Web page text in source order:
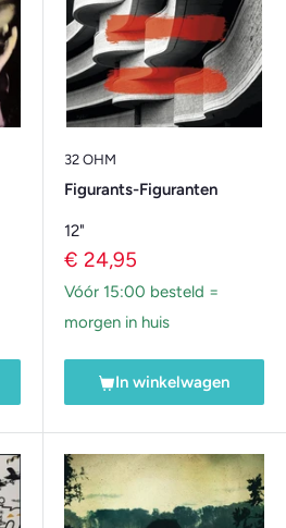
32 OHM
Figurants-Figuranten
12"
Verkoopprijs
€ 24,95
Vóór 15:00 besteld =
morgen in huis
In winkelwagen